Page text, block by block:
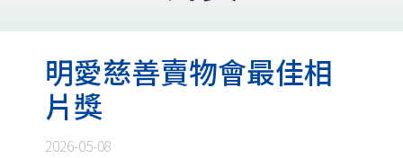
明愛慈善賣物會最佳相
片獎
2026-05-08